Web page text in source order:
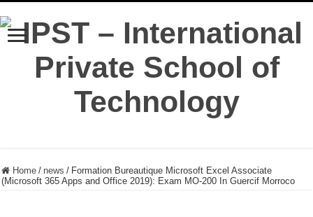
Home / news / Formation Bureautique Microsoft Excel Associate
(Microsoft 365 Apps and Office 2019): Exam MO-200 In Guercif Morroco